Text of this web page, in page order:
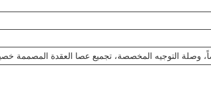
وصلة التوجيه المخصصة، تجميع عصا العقدة المصممة